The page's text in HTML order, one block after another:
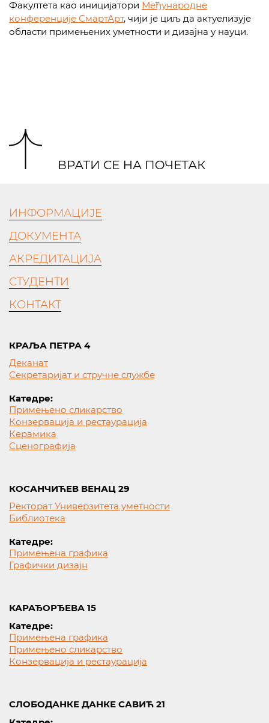
Факултета као иницијатори Међународне
конференције СмартАрт, чији је циљ да актуелизује
области примењених уметности и дизајна у науци.
ИНФОРМАЦИЈЕ
ДОКУМЕНТА
АКРЕДИТАЦИЈА
СТУДЕНТИ
КОНТАКТ
КРАЉА ПЕТРА 4
Деканат
Секретаријат и стручне службе
Катедре:
Примењено сликарство
Конзервација и рестаурација
Керамика
Сценографија
КОСАНЧИЋЕВ ВЕНАЦ 29
Ректорат Универзитета уметности
Библиотека
Катедре:
Примењена графика
Графички дизајн
КАРАЂОРЂЕВА 15
Катедре:
Примењена графика
Примењено сликарство
Конзервација и рестаурација
СЛОБОДАНКЕ ДАНКЕ САВИЋ 21